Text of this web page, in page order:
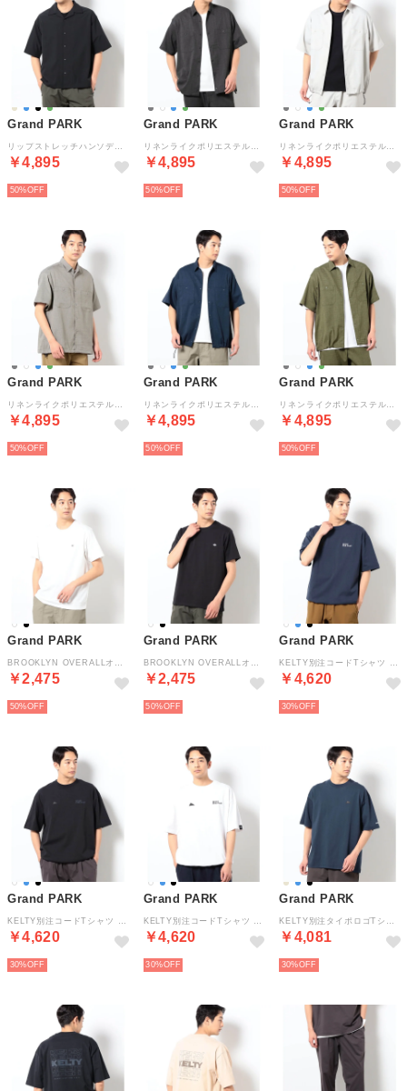
Grand PARK
￥4,895
50%
Grand PARK
￥4,895
50%
Grand PARK
￥4,895
50%
Grand PARK
￥4,895
50%
Grand PARK
￥4,895
50%
Grand PARK
￥4,895
50%
Grand PARK
￥2,475
50%
Grand PARK
￥2,475
50%
Grand PARK
￥4,620
30%
Grand PARK
￥4,620
30%
Grand PARK
￥4,620
30%
Grand PARK
￥4,081
30%